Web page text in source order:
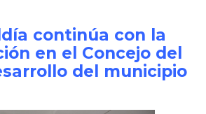
continúa con la
en el Concejo del
del municipio